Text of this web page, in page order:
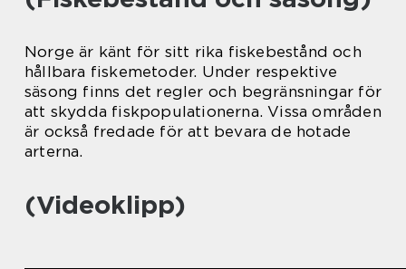
Norge är känt för sitt rika fiskebestånd och
hållbara fiskemetoder. Under respektive
säsong finns det regler och begränsningar för
att skydda fiskpopulationerna. Vissa områden
är också fredade för att bevara de hotade
arterna.
(Videoklipp)